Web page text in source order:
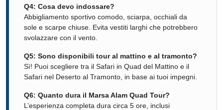
Q4: Cosa devo indossare?
Abbigliamento sportivo comodo, sciarpa, occhiali da
sole e scarpe chiuse. Evita vestiti larghi che potrebbero
svolazzare con il vento.
Q5: Sono disponibili tour al mattino e al tramonto?
Sì! Puoi scegliere tra il Safari in Quad del Mattino e il
Safari nel Deserto al Tramonto, in base ai tuoi impegni.
Q6: Quanto dura il Marsa Alam Quad Tour?
L’esperienza completa dura circa 5 ore, inclusi